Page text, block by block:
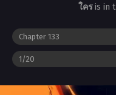
ใครis in